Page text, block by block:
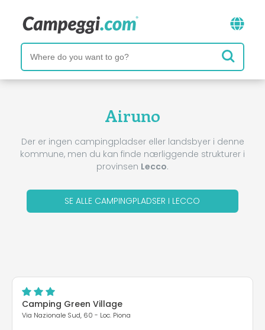
Airuno
Der er ingen campingpladser eller landsbyer i denne
kommune, men du kan finde nærliggende strukturer i
provinsen Lecco.
SE ALLE CAMPINGPLADSER I LECCO
Camping Green Village
Via Nazionale Sud, 60 - Loc. Piona